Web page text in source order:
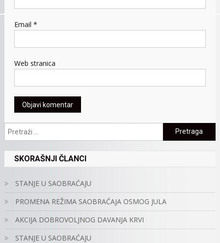
Email *
Web stranica
Pretraga:
SKORAŠNJI ČLANCI
STANJE U SAOBRAĆAJU
PROMENA REŽIMA SAOBRAĆAJA OSMOG JULA
AKCIJA DOBROVOLJNOG DAVANJA KRVI
STANJE U SAOBRAĆAJU